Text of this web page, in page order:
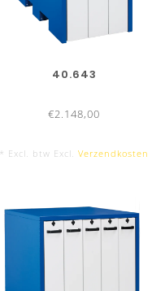
40.643
€2.148,00
* Excl. btw Excl. Verzendkosten